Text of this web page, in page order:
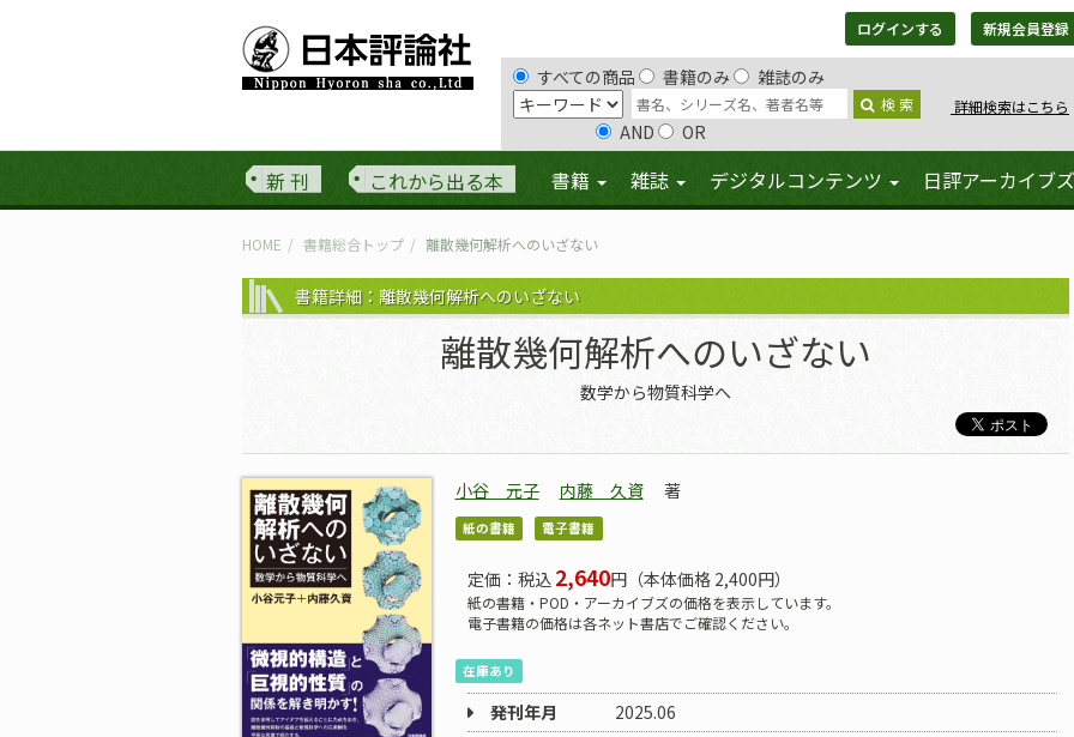
ログインする 新規会員登録
すべての商品 書籍のみ 雑誌のみ
検 索 詳細検索はこちら
AND OR
新 刊 これから出る本 書籍 雑誌 デジタルコンテンツ 日評アーカイブズ
HOME 書籍総合トップ 離散幾何解析へのいざない
書籍詳細：離散幾何解析へのいざない
離散幾何解析へのいざない
数学から物質科学へ
小谷 元子 内藤 久資 著
紙の書籍 電子書籍
定価：税込 2,640円（本体価格 2,400円）
紙の書籍・POD・アーカイブズの価格を表示しています。
電子書籍の価格は各ネット書店でご確認ください。
在庫あり
発刊年月
2025.06